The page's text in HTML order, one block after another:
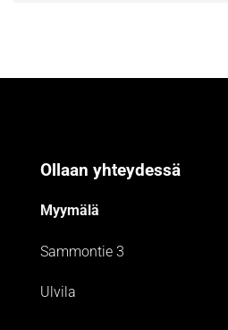
Ollaan yhteydessä
Myymälä
Sammontie 3
Ulvila